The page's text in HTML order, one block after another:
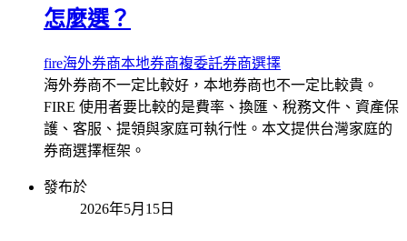
怎麼選？
fire海外券商本地券商複委託券商選擇
海外券商不一定比較好，本地券商也不一定比較貴。
FIRE 使用者要比較的是費率、換匯、稅務文件、資產保
護、客服、提領與家庭可執行性。本文提供台灣家庭的
券商選擇框架。
發布於
2026年5月15日